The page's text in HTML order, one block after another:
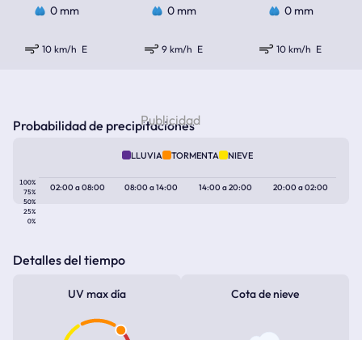
0 mm 0 mm 0 mm
10 km/h E 9 km/h E 10 km/h E
Probabilidad de precipitaciones
LLUVIA TORMENTA NIEVE
100%
75%
50%
25%
0%
02:00a08:00 08:00a14:00 14:00a20:00 20:00a02:00
Detalles del tiempo
UV max día Cota de nieve